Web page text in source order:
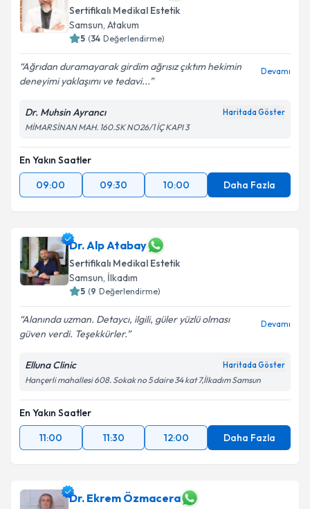
Sertifikalı Medikal Estetik
Samsun, Atakum
5 (34 Değerlendirme)
Ağrıdan duramayarak girdim ağrısız çıktım hekimin
deneyimi yaklaşımı ve tedavi...
Devamı
Dr. Muhsin Ayrancı Haritada Göster
MİMARSİNAN MAH. 160.SK NO26/1 İÇ KAPI 3
En Yakın Saatler
09:00
09:30 10:00 Daha Fazla
Dr. Alp Atabay
Sertifikalı Medikal Estetik
Samsun, İlkadım
5 (9 Değerlendirme)
Alanında uzman. Detaycı, ilgili, güler yüzlü olması
güven verdi. Teşekkürler.
Devamı
Elluna Clinic Haritada Göster
Hançerli mahallesi 608. Sokak no 5 daire 34 kat 7,İlkadım Samsun
En Yakın Saatler
11:00
11:30 12:00 Daha Fazla
Dr. Ekrem Özmacera